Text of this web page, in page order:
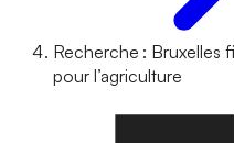
Recherche : Bruxelles
pour l’agriculture